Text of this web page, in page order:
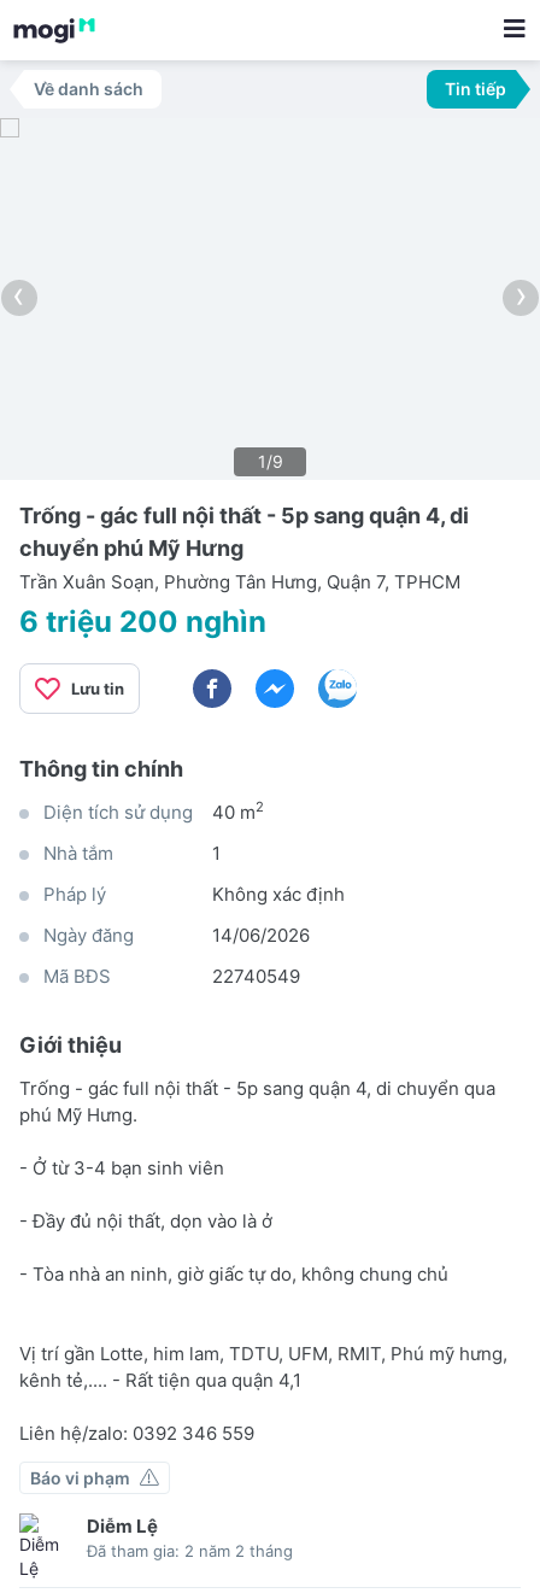
Về danh sách Tin tiếp
‹ ›
1/9
Trống - gác full nội thất - 5p sang quận 4, di
chuyển phú Mỹ Hưng
Trần Xuân Soạn, Phường Tân Hưng, Quận 7, TPHCM
6 triệu 200 nghìn
Lưu tin
Thông tin chính
Diện tích sử dụng 40 m2
Nhà tắm
1
Pháp lý
Không xác định
Ngày đăng
14/06/2026
Mã BĐS
22740549
Giới thiệu
Trống - gác full nội thất - 5p sang quận 4, di chuyển qua
phú Mỹ Hưng.
- Ở từ 3-4 bạn sinh viên
- Đầy đủ nội thất, dọn vào là ở
- Tòa nhà an ninh, giờ giấc tự do, không chung chủ
Vị trí gần Lotte, him lam, TDTU, UFM, RMIT, Phú mỹ hưng,
kênh tẻ,.... - Rất tiện qua quận 4,1
Liên hệ/zalo: 0392 346 559
Báo vi phạm
Diễm Lệ
Đã tham gia: 2 năm 2 tháng